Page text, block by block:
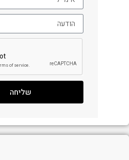
שליחה